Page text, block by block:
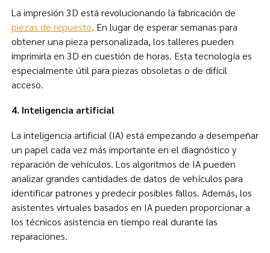
La impresión 3D está revolucionando la fabricación de
piezas de repuesto. En lugar de esperar semanas para
obtener una pieza personalizada, los talleres pueden
imprimirla en 3D en cuestión de horas. Esta tecnología es
especialmente útil para piezas obsoletas o de difícil
acceso.
4. Inteligencia artificial
La inteligencia artificial (IA) está empezando a desempeñar
un papel cada vez más importante en el diagnóstico y
reparación de vehículos. Los algoritmos de IA pueden
analizar grandes cantidades de datos de vehículos para
identificar patrones y predecir posibles fallos. Además, los
asistentes virtuales basados en IA pueden proporcionar a
los técnicos asistencia en tiempo real durante las
reparaciones.